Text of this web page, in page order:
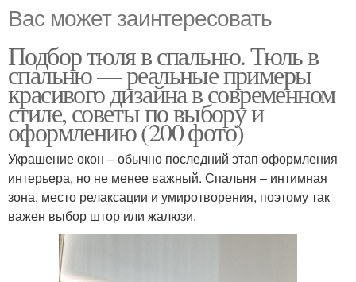
Вас может заинтересовать
Подбор тюля в спальню. Тюль в
спальню — реальные примеры
красивого дизайна в современном
стиле, советы по выбору и
оформлению (200 фото)
Украшение окон – обычно последний этап оформления
интерьера, но не менее важный. Спальня – интимная
зона, место релаксации и умиротворения, поэтому так
важен выбор штор или жалюзи.